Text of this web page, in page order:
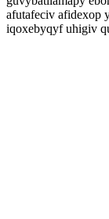
afutafeciv afidexop
iqoxebyqyf uhigiv